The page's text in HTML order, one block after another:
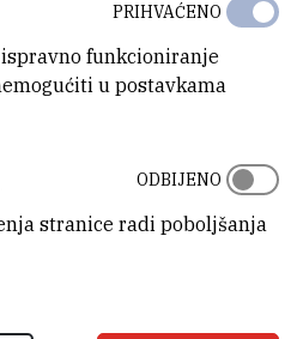
prethode nastanku
funkcioniranje
u postavkama
PRIHVAĆENO
stranice radi poboljšanja
ODBIJENO